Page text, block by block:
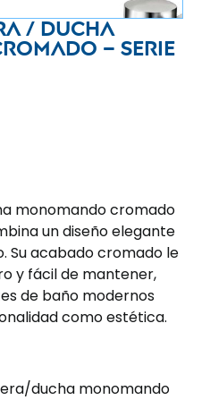
/ ducha
– Serie
monomando cromado
un diseño elegante
Su acabado cromado le
y fácil de mantener,
de baño modernos
como estética.
ducha monomando